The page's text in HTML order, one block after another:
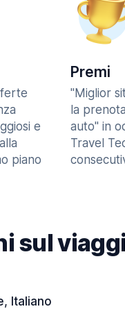
e
piano
Premi
"Miglior
la
auto" in
Travel
sul
Italiano